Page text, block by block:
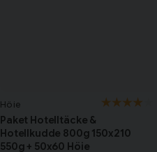
Höie
Paket Hotelltäcke &
Hotellkudde 800g 150x210
550g + 50x60 Höie